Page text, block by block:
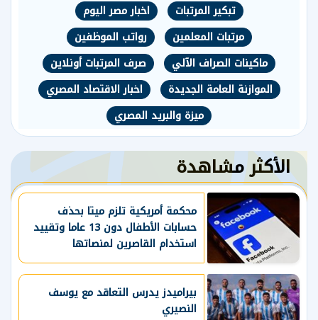
تبكير المرتبات
اخبار مصر اليوم
مرتبات المعلمين
رواتب الموظفين
ماكينات الصراف الآلي
صرف المرتبات أونلاين
الموازنة العامة الجديدة
اخبار الاقتصاد المصري
ميزة والبريد المصري
الأكثر مشاهدة
محكمة أمريكية تلزم ميتا بحذف
حسابات الأطفال دون 13 عاما وتقييد
استخدام القاصرين لمنصاتها
بيراميدز يدرس التعاقد مع يوسف
النصيري